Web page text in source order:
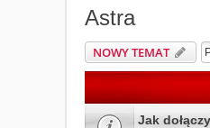
Astra
NOWY TEMAT
Jak